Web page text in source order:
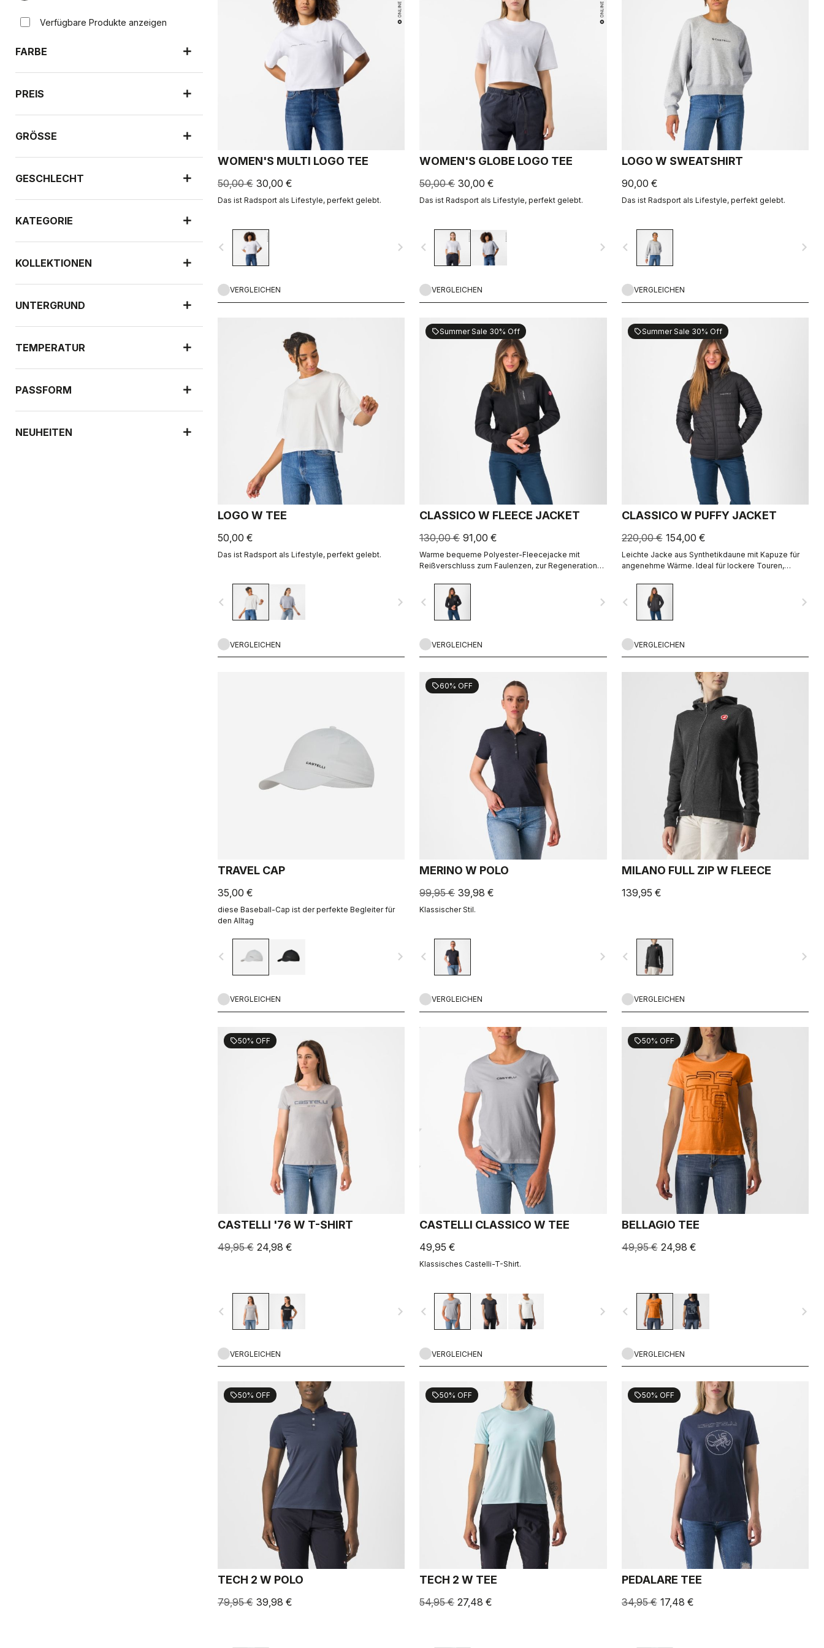
Verfügbare Produkte anzeigen
FARBE
PREIS
GRÖSSE
GESCHLECHT
KATEGORIE
KOLLEKTIONEN
UNTERGRUND
TEMPERATUR
PASSFORM
NEUHEITEN
WOMEN'S MULTI LOGO TEE
50,00 € 30,00 €
Das ist Radsport als Lifestyle, perfekt gelebt.
navigate_before navigate_next
VERGLEICHEN
WOMEN'S GLOBE LOGO TEE
50,00 € 30,00 €
Das ist Radsport als Lifestyle, perfekt gelebt.
navigate_before navigate_next
VERGLEICHEN
LOGO W SWEATSHIRT
90,00 €
Das ist Radsport als Lifestyle, perfekt gelebt.
navigate_before navigate_next
VERGLEICHEN
LOGO W TEE
50,00 €
Das ist Radsport als Lifestyle, perfekt gelebt.
navigate_before navigate_next
VERGLEICHEN
sellSummer Sale 30% Off
CLASSICO W FLEECE JACKET
130,00 € 91,00 €
Warme bequeme Polyester-Fleecejacke mit
Reißverschluss zum Faulenzen, zur Regeneration
navigate_before navigate_next
VERGLEICHEN
sellSummer Sale 30% Off
CLASSICO W PUFFY JACKET
220,00 € 154,00 €
Leichte Jacke aus Synthetikdaune mit Kapuze für
angenehme Wärme. Ideal für lockere Touren,
navigate_before navigate_next
VERGLEICHEN
TRAVEL CAP
35,00 €
diese Baseball-Cap ist der perfekte Begleiter für
den Alltag
navigate_before navigate_next
VERGLEICHEN
sell60% OFF
MERINO W POLO
99,95 € 39,98 €
Klassischer Stil.
navigate_before navigate_next
VERGLEICHEN
MILANO FULL ZIP W FLEECE
139,95 €
navigate_before navigate_next
VERGLEICHEN
sell50% OFF
CASTELLI '76 W T-SHIRT
49,95 € 24,98 €
navigate_before navigate_next
VERGLEICHEN
CASTELLI CLASSICO W TEE
49,95 €
Klassisches Castelli-T-Shirt.
navigate_before navigate_next
VERGLEICHEN
sell50% OFF
BELLAGIO TEE
49,95 € 24,98 €
navigate_before navigate_next
VERGLEICHEN
sell50% OFF
TECH 2 W POLO
79,95 € 39,98 €
sell50% OFF
TECH 2 W TEE
54,95 € 27,48 €
sell50% OFF
PEDALARE TEE
34,95 € 17,48 €